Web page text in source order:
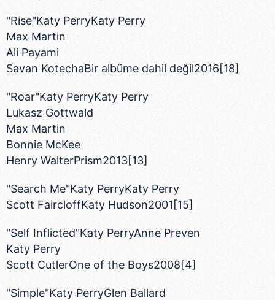
"Rise"Katy PerryKaty Perry
Max Martin
Ali Payami
Savan KotechaBir albüme dahil değil2016[18]
"Roar"Katy PerryKaty Perry
Lukasz Gottwald
Max Martin
Bonnie McKee
Henry WalterPrism2013[13]
"Search Me"Katy PerryKaty Perry
Scott FaircloffKaty Hudson2001[15]
"Self Inflicted"Katy PerryAnne Preven
Katy Perry
Scott CutlerOne of the Boys2008[4]
"Simple"Katy PerryGlen Ballard